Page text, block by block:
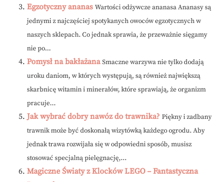
Egzotyczny ananas Wartości odżywcze ananasa Ananasy są
jednymi z najczęściej spotykanych owoców egzotycznych w
naszych sklepach. Co jednak sprawia, że przeważnie sięgamy
nie po...
Pomysł na bakłażana Smaczne warzywa nie tylko dodają
uroku daniom, w których występują, są również największą
skarbnicę witamin i minerałów, które sprawiają, że organizm
pracuje...
Jak wybrać dobry nawóz do trawnika? Piękny i zadbany
trawnik może być doskonałą wizytówką każdego ogrodu. Aby
jednak trawa rozwijała się w odpowiedni sposób, musisz
stosować specjalną pielęgnację,...
Magiczne Światy z Klocków LEGO – Fantastyczna